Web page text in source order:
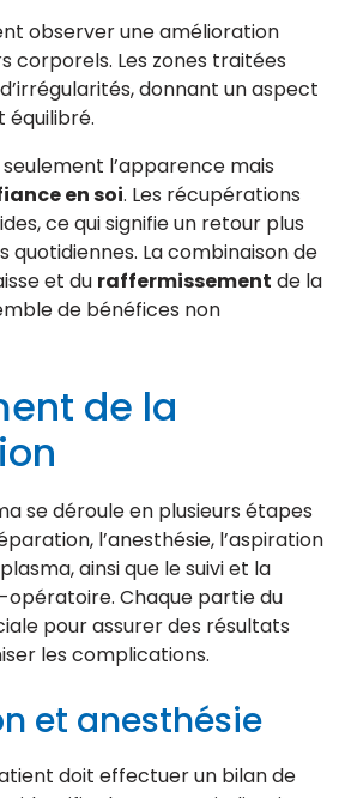
observer une amélioration
corporels. Les zones traitées
donnant un aspect
équilibré.
l’apparence mais
en soi. Les récupérations
ce qui signifie un retour plus
quotidiennes. La combinaison de
et du raffermissement de la
de bénéfices non
de la
se déroule en plusieurs étapes
l’anesthésie, l’aspiration
ainsi que le suivi et la
Chaque partie du
pour assurer des résultats
les complications.
et anesthésie
doit effectuer un bilan de